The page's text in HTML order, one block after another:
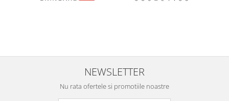
NEWSLETTER
Nu rata ofertele si promotiile noastre